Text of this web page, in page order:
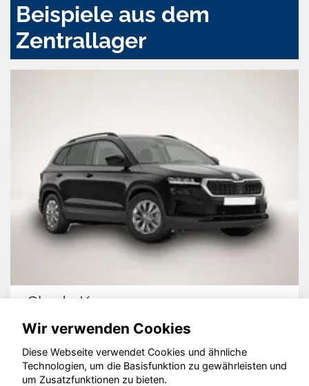
Beispiele aus dem
Zentrallager
Skoda Karoq
© konjunkturmotor.de GmbH 2020 - 2026
Wir verwenden Cookies
Diese Webseite verwendet Cookies und ähnliche
Technologien, um die Basisfunktion zu gewährleisten und
um Zusatzfunktionen zu bieten.